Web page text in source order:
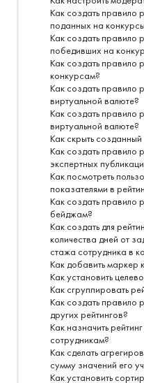
Как создать правило
поданных на
Как создать правило
победивших на
Как создать правило
конкурсам?
Как создать правило
виртуальной валюте?
Как создать правило
виртуальной валюте?
Как скрыть созданный
Как создать правило
экспертных
Как посмотреть
показателями в
Как создать правило
бейджам?
Как создать для
количества дней от
стажа сотрудника в
Как добавить маркер
Как установить
Как сгруппировать
Как создать правило
других рейтингов?
Как назначить
сотрудникам?
Как сделать
сумму значений его
Как установить